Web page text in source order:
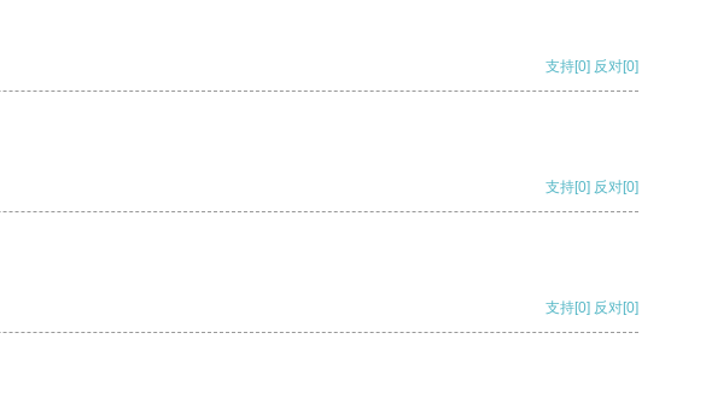
支持[0] 反对[0]
支持[0] 反对[0]
支持[0] 反对[0]